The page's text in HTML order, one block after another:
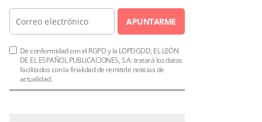
APUNTARME
De conformidad con el RGPD y la LOPDGDD, EL LEÓN
DE EL ESPAÑOL PUBLICACIONES, S.A. tratará los datos
facilitados con la finalidad de remitirle noticias de
actualidad.